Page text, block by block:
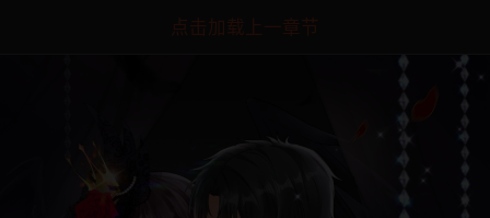
点击加载上一章节